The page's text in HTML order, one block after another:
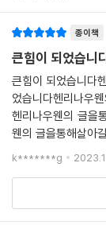
종이책
큰힘이 되었습니
큰힘이 되었습니다
었습니다헨리나우
헨리나우웬의 글을
웬의 글을통해살아
통해살아갈힘을 얻
갈힘을 얻습니다큰
k*******g